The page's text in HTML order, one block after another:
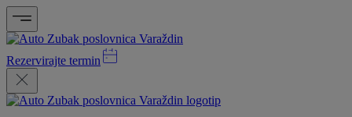
Rezervirajte termin